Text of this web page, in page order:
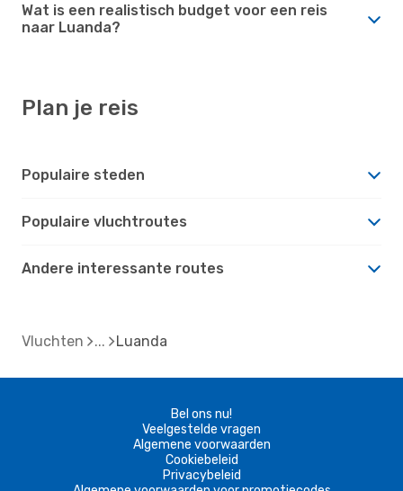
Wat is een realistisch budget voor een reis
naar Luanda?
Plan je reis
Populaire steden
Populaire vluchtroutes
Andere interessante routes
Vluchten Luanda
Bel ons nu!
Veelgestelde vragen
Algemene voorwaarden
Cookiebeleid
Privacybeleid